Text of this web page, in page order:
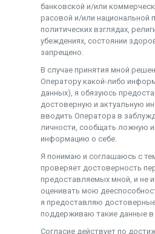
банковской и/или
расовой и/или национальной
политических взглядах,
убеждениях, состоянии
запрещено.
В случае принятия мной
Оператору какой-либо
данных), я обязуюсь
достоверную и актуальную
вводить Оператора в
личности, сообщать ложную
информацию о себе.
Я понимаю и соглашаюсь с
проверяет достоверность
предоставляемых мной, и не
оценивать мою
я предоставляю
поддерживаю такие данные в
Согласие действует по